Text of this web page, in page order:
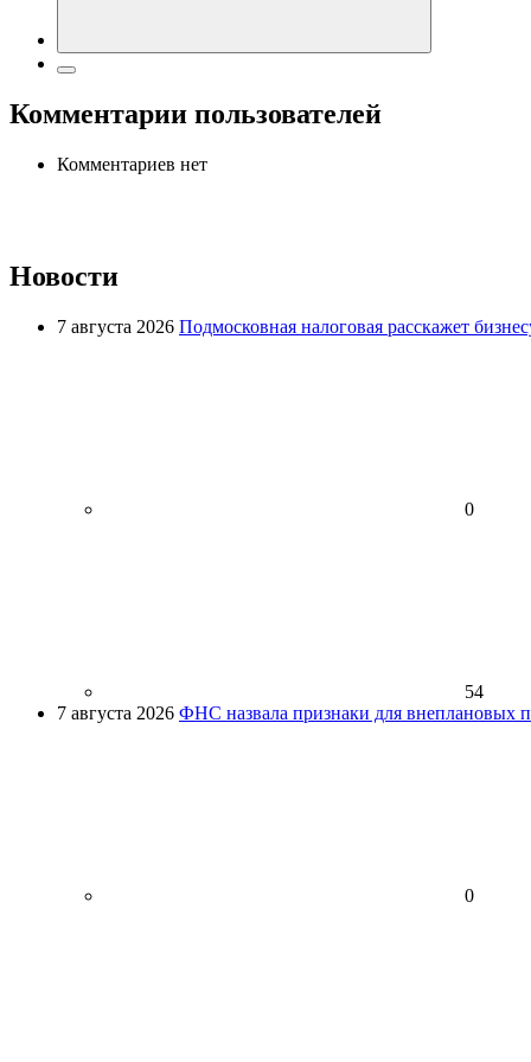
Комментарии пользователей
Комментариев нет
Новости
7 августа 2026 Подмосковная налоговая расскажет
0
54
7 августа 2026 ФНС назвала признаки для внеплановых
0